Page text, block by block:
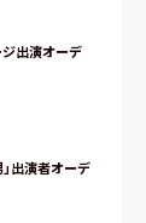
ジ出演オーデ
」出演者オーデ